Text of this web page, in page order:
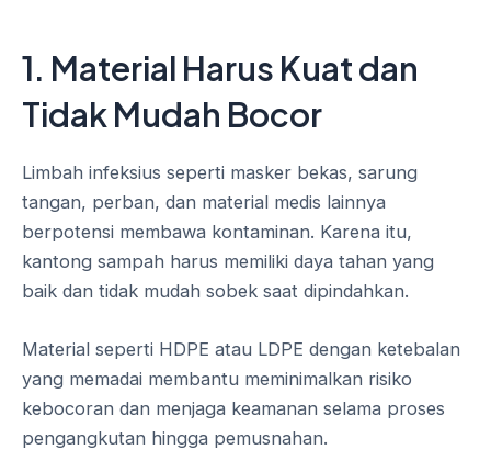
1. Material Harus Kuat dan
Tidak Mudah Bocor
Limbah infeksius seperti masker bekas, sarung
tangan, perban, dan material medis lainnya
berpotensi membawa kontaminan. Karena itu,
kantong sampah harus memiliki daya tahan yang
baik dan tidak mudah sobek saat dipindahkan.
Material seperti HDPE atau LDPE dengan ketebalan
yang memadai membantu meminimalkan risiko
kebocoran dan menjaga keamanan selama proses
pengangkutan hingga pemusnahan.